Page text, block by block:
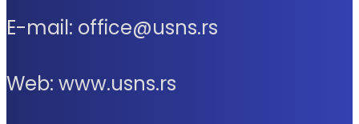
E-mail: office@usns.rs
Web: www.usns.rs